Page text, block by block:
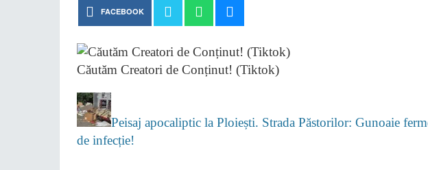
FACEBOOK
Căutăm Creatori de Conținut! (Tiktok)
Peisaj apocaliptic la Ploiești. Strada Păstorilor: Gunoaie
de infecție!